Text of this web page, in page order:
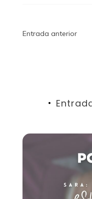
Entrada anterior